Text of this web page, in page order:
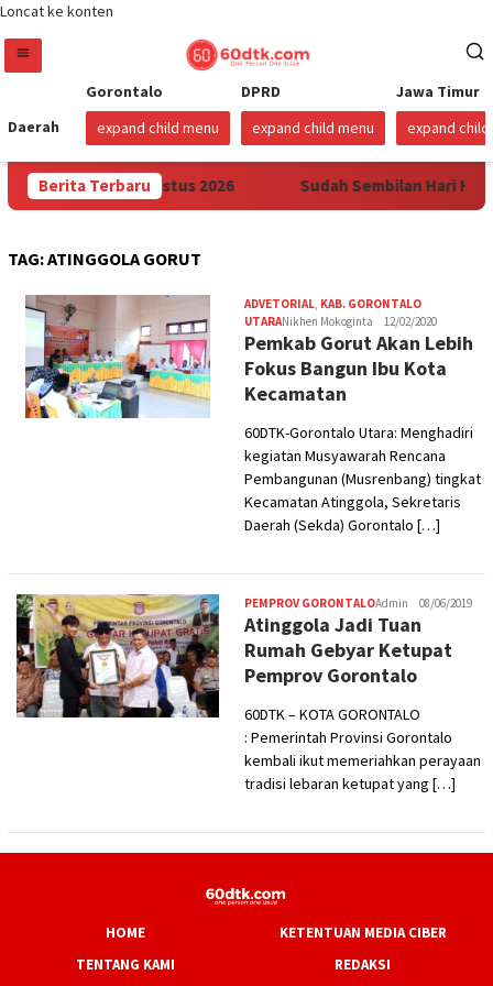
Loncat ke konten
Daerah
Gorontalo
expand child menu
DPRD
expand child menu
Jawa Timur
expand child
Berita Terbaru
Mulai 1 Agustus 2026 Sudah Sembilan Hari
TAG:ATINGGOLA GORUT
ADVETORIAL, KAB. GORONTALO
UTARANikhen Mokoginta 12/02/2020
Pemkab Gorut Akan Lebih
Fokus Bangun Ibu Kota
Kecamatan
60DTK-Gorontalo Utara: Menghadiri
kegiatan Musyawarah Rencana
Pembangunan (Musrenbang) tingkat
Kecamatan Atinggola, Sekretaris
Daerah (Sekda) Gorontalo […]
PEMPROV GORONTALOAdmin 08/06/2019
Atinggola Jadi Tuan
Rumah Gebyar Ketupat
Pemprov Gorontalo
60DTK – KOTA GORONTALO
: Pemerintah Provinsi Gorontalo
kembali ikut memeriahkan perayaan
tradisi lebaran ketupat yang […]
HOME
KETENTUAN MEDIA CIBER
TENTANG KAMI
REDAKSI